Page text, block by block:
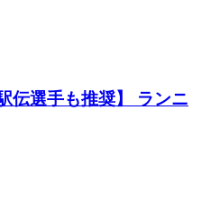
伝選手も推奨】 ランニ